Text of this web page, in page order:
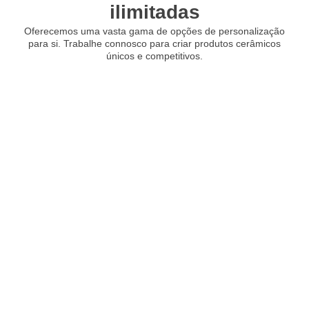
ilimitadas
Oferecemos uma vasta gama de opções de personalização
para si. Trabalhe connosco para criar produtos cerâmicos
únicos e competitivos.